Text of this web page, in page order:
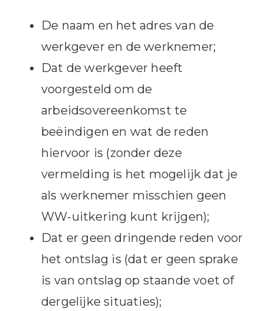
De naam en het adres van de
werkgever en de werknemer;
Dat de werkgever heeft
voorgesteld om de
arbeidsovereenkomst te
beëindigen en wat de reden
hiervoor is (zonder deze
vermelding is het mogelijk dat je
als werknemer misschien geen
WW-uitkering kunt krijgen);
Dat er geen dringende reden voor
het ontslag is (dat er geen sprake
is van ontslag op staande voet of
dergelijke situaties);